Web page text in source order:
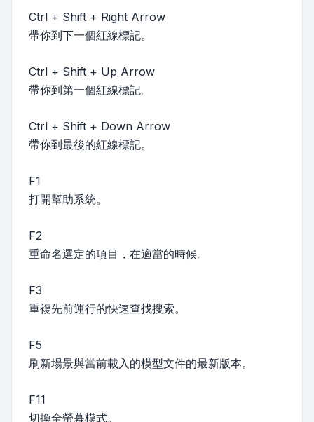
Ctrl + Shift + Right Arrow
帶你到下一個紅線標記。
Ctrl + Shift + Up Arrow
帶你到第一個紅線標記。
Ctrl + Shift + Down Arrow
帶你到最後的紅線標記。
F1
打開幫助系統。
F2
重命名選定的項目，在適當的時候。
F3
重複先前運行的快速查找搜索。
F5
刷新場景與當前載入的模型文件的最新版本。
F11
切換全螢幕模式。